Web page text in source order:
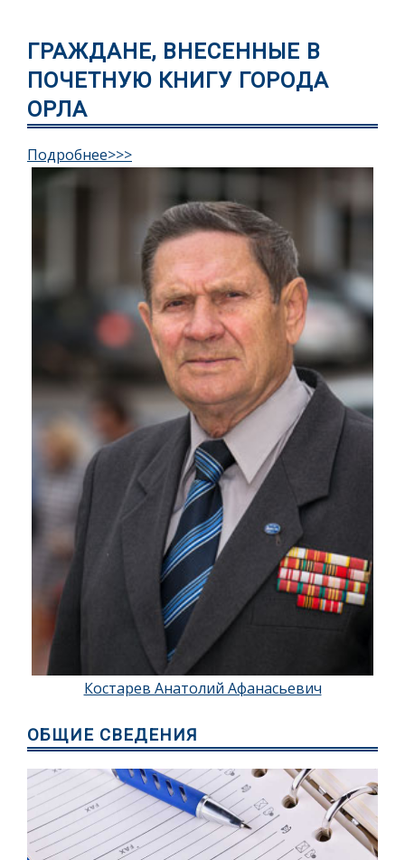
ГРАЖДАНЕ, ВНЕСЕННЫЕ В
ПОЧЕТНУЮ КНИГУ ГОРОДА
ОРЛА
Подробнее>>>
Костарев Анатолий Афанасьевич
ОБЩИЕ СВЕДЕНИЯ